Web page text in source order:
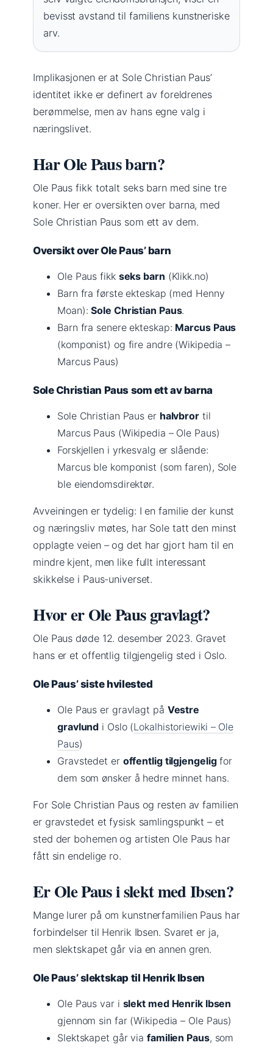
bevisst avstand til familiens kunstneriske
arv.
Implikasjonen er at Sole Christian Paus’
identitet ikke er definert av foreldrenes
berømmelse, men av hans egne valg i
næringslivet.
Har Ole Paus barn?
Ole Paus fikk totalt seks barn med sine tre
koner. Her er oversikten over barna, med
Sole Christian Paus som ett av dem.
Oversikt over Ole Paus’ barn
Ole Paus fikk seks barn (Klikk.no)
Barn fra første ekteskap (med Henny
Moan):Sole Christian Paus.
Barn fra senere ekteskap: Marcus Paus
(komponist) og fire andre (Wikipedia –
Marcus Paus)
Sole Christian Paus som ett av barna
Sole Christian Paus er halvbrortil
Marcus Paus (Wikipedia – Ole Paus)
Forskjellen i yrkesvalg er slående:
Marcus ble komponist (som faren), Sole
ble eiendomsdirektør.
Avveiningen er tydelig: I en familie der kunst
og næringsliv møtes, har Sole tatt den minst
opplagte veien – og det har gjort ham til en
mindre kjent, men like fullt interessant
skikkelse i Paus-universet.
Hvor er Ole Paus gravlagt?
Ole Paus døde 12. desember 2023. Gravet
hans er et offentlig tilgjengelig sted i Oslo.
Ole Paus’ siste hvilested
Ole Paus er gravlagt på Vestre
gravlund i Oslo (Lokalhistoriewiki – Ole
Paus)
Gravstedet er offentlig tilgjengeligfor
dem som ønsker å hedre minnet hans.
For Sole Christian Paus og resten av familien
er gravstedet et fysisk samlingspunkt – et
sted der bohemen og artisten Ole Paus har
fått sin endelige ro.
Er Ole Paus i slekt med Ibsen?
Mange lurer på om kunstnerfamilien Paus har
forbindelser til Henrik Ibsen. Svaret er ja,
men slektskapet går via en annen gren.
Ole Paus’ slektskap til Henrik Ibsen
Ole Paus var i slekt med Henrik Ibsen
gjennom sin far (Wikipedia – Ole Paus)
Slektskapet går via familien Paus, som